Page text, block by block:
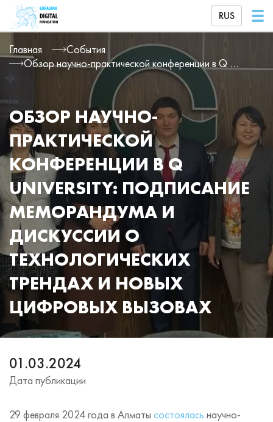
RUS
Главная
События
Обзор научно-практической конференции в Q University: подписание меморандума и дискуссии о технологических трендах и новых цифровых вызовах
ОБЗОР НАУЧНО-
ПРАКТИЧЕСКОЙ
КОНФЕРЕНЦИИ В Q
UNIVERSITY: ПОДПИСАНИЕ
МЕМОРАНДУМА И
ДИСКУССИИ О
ТЕХНОЛОГИЧЕСКИХ
ТРЕНДАХ И НОВЫХ
ЦИФРОВЫХ ВЫЗОВАХ
01.03.2024
Дата публикации
29 февраля 2024 года в Алматы состоялась научно-